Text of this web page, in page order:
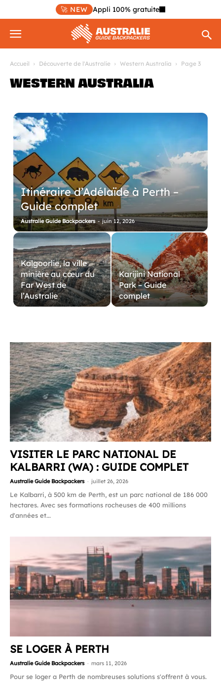
🚀 NEW Appli 100% gratuite
Accueil Découverte de l'Australie Western Australia Page 3
WESTERN AUSTRALIA
Itinéraire d’Adélaïde à Perth –
Guide complet
Australie Guide Backpackers - juin 12, 2026
Kalgoorlie, la ville
minière au cœur du
Far West de
l’Australie
Karijini National
Park – Guide
complet
VISITER LE PARC NATIONAL DE
KALBARRI (WA) : GUIDE COMPLET
Australie Guide Backpackers - juillet 26, 2026
Le Kalbarri, à 500 km de Perth, est un parc national de 186 000
hectares. Avec ses formations rocheuses de 400 millions
d'années et...
SE LOGER À PERTH
Australie Guide Backpackers - mars 11, 2026
Pour se loger a Perth de nombreuses solutions s'offrent à vous.